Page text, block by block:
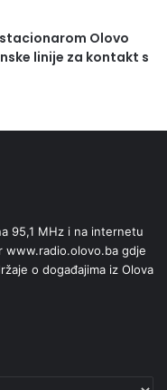
Olovo
linije za kontakt s
95,1 MHz i na internetu
www.radio.olovo.ba gdje
o događajima iz Olova